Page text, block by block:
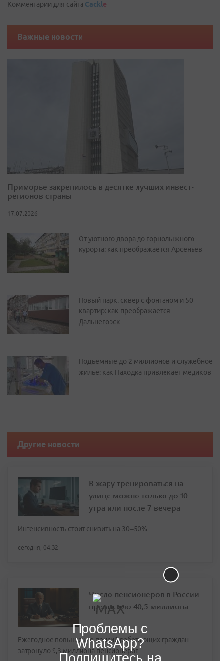
Комментарии для сайта Cackle
Важные новости
Приморье закрепилось в десятке лучших инвест-
регионов страны
17.07.2026
От уютного двора до горнолыжного
курорта: как преображается Арсеньев
Новый парк, сквер с фонтаном и 50
квартир: как преображается
Дальнегорск
Подъемные до 2 миллионов и служебное
жилье: как Находка привлекает медиков
Другие новости
В жару тренироваться на
улице можно только до 10
утра или после 7 вечера
Интенсивность стоит снизить на 30–50%
сегодня, 04:32
Число пенсионеров в России
превысило 40,5 миллиона
Ежегодное повышение пенсий работающих граждан
затронуло 9,3 миллиона пенсионеров
Проблемы с
WhatsApp?
Подпишитесь на